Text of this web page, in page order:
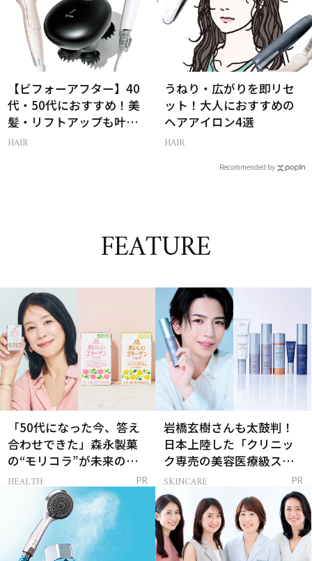
【ビフォーアフター】40
代・50代におすすめ！美
髪・リフトアップも叶う
最新ヘアケア家電3選
HAIR
うねり・広がりを即リセ
ット！大人におすすめの
ヘアアイロン4選
HAIR
Recommended by
FEATURE
「50代になった今、答え
合わせできた」森永製菓
の“モリコラ”が未来のキ
レイを連れてくる！
HEALTH PR
岩橋玄樹さんも太鼓判！
日本上陸した「クリニッ
ク専売の美容医療級スキ
ンケア」
SKINCARE PR